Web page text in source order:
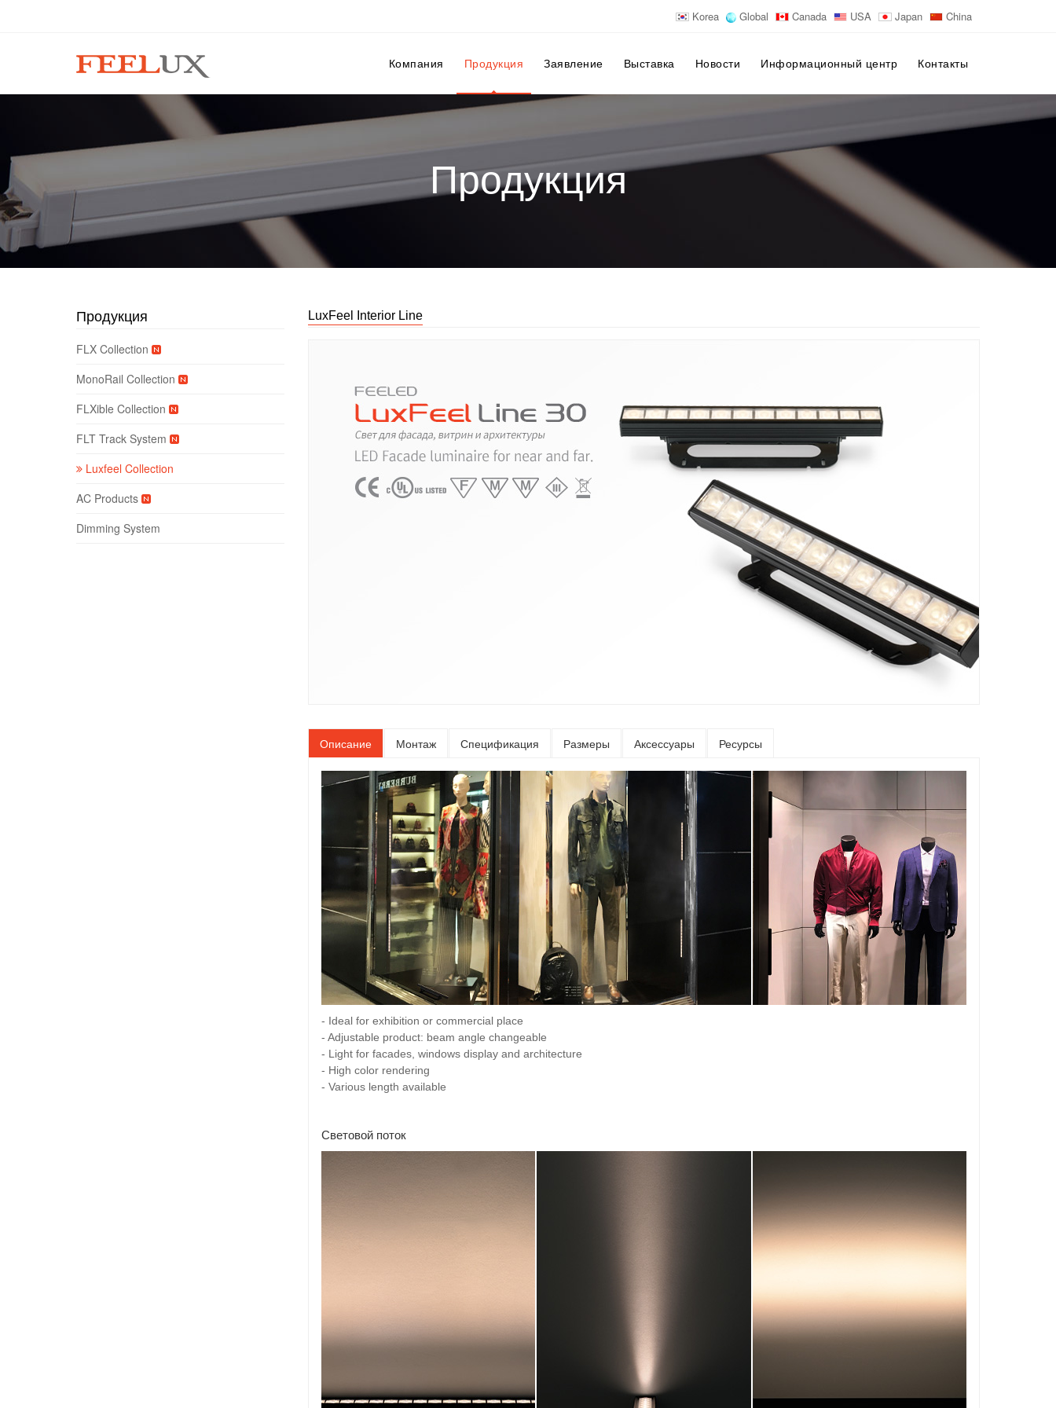
Korea Global Canada USA Japan China
Компания Продукция Заявление Выставка Новости Информационный центр Контакты
Продукция
Продукция
FLX Collection
MonoRail Collection
FLXible Collection
FLT Track System
Luxfeel Collection
AC Products
Dimming System
LuxFeel Interior Line
Описание Монтаж Спецификация Размеры Аксессуары Ресурсы
- Ideal for exhibition or commercial place
- Adjustable product: beam angle changeable
- Light for facades, windows display and architecture
- High color rendering
- Various length available
Световой поток